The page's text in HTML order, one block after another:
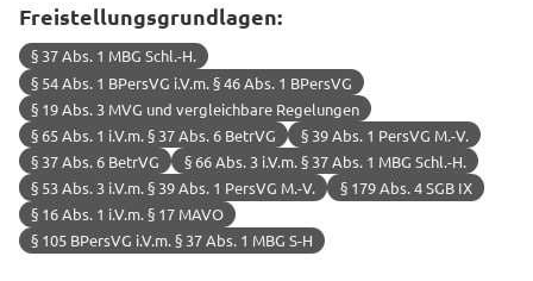
Freistellungsgrundlagen:
§ 37 Abs. 1 MBG Schl.-H.
§ 54 Abs. 1 BPersVG i.V.m. § 46 Abs. 1 BPersVG
§ 19 Abs. 3 MVG und vergleichbare Regelungen
§ 65 Abs. 1 i.V.m. § 37 Abs. 6 BetrVG
§ 39 Abs. 1 PersVG M.-V.
§ 37 Abs. 6 BetrVG
§ 66 Abs. 3 i.V.m. § 37 Abs. 1 MBG Schl.-H.
§ 53 Abs. 3 i.V.m. § 39 Abs. 1 PersVG M.-V.
§ 179 Abs. 4 SGB IX
§ 16 Abs. 1 i.V.m. § 17 MAVO
§ 105 BPersVG i.V.m. § 37 Abs. 1 MBG S-H